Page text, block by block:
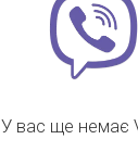
У вас ще немає